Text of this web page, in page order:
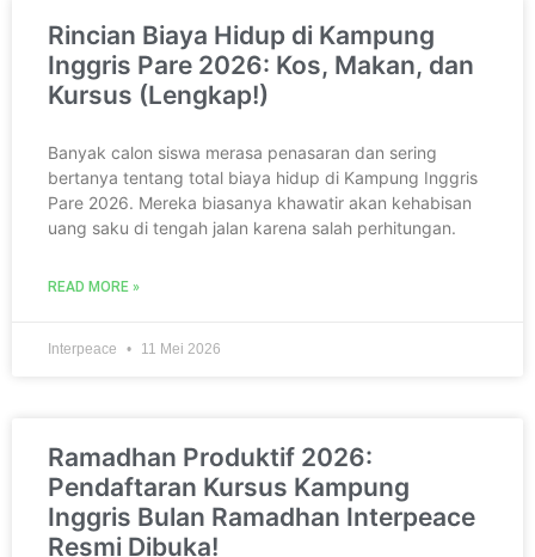
Rincian Biaya Hidup di Kampung
Inggris Pare 2026: Kos, Makan, dan
Kursus (Lengkap!)
Banyak calon siswa merasa penasaran dan sering
bertanya tentang total biaya hidup di Kampung Inggris
Pare 2026. Mereka biasanya khawatir akan kehabisan
uang saku di tengah jalan karena salah perhitungan.
READ MORE »
Interpeace 11 Mei 2026
Ramadhan Produktif 2026:
Pendaftaran Kursus Kampung
Inggris Bulan Ramadhan Interpeace
Resmi Dibuka!